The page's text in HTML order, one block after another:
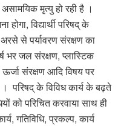
मृत्यु हो रही है ।
विद्यार्थी परिषद् के
अरसे से पर्यावरण संरक्षण का
भर जल संरक्षण, प्लास्टिक
संरक्षण आदि विषय पर
परिषद् के विविध कार्य के बढ़ते
को परिचित करवाया साथ ही
गतिविधि, प्रकल्प, कार्य